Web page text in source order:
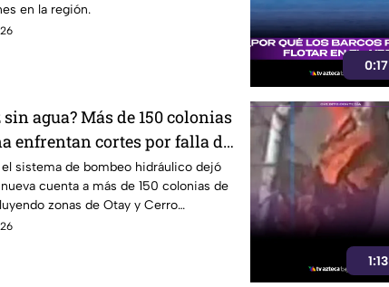
en la región.
0:17
sin agua? Más de 150 colonias
enfrentan cortes por falla de
el sistema de bombeo hidráulico dejó
cuenta a más de 150 colonias de
zonas de Otay y Cerro
1:13